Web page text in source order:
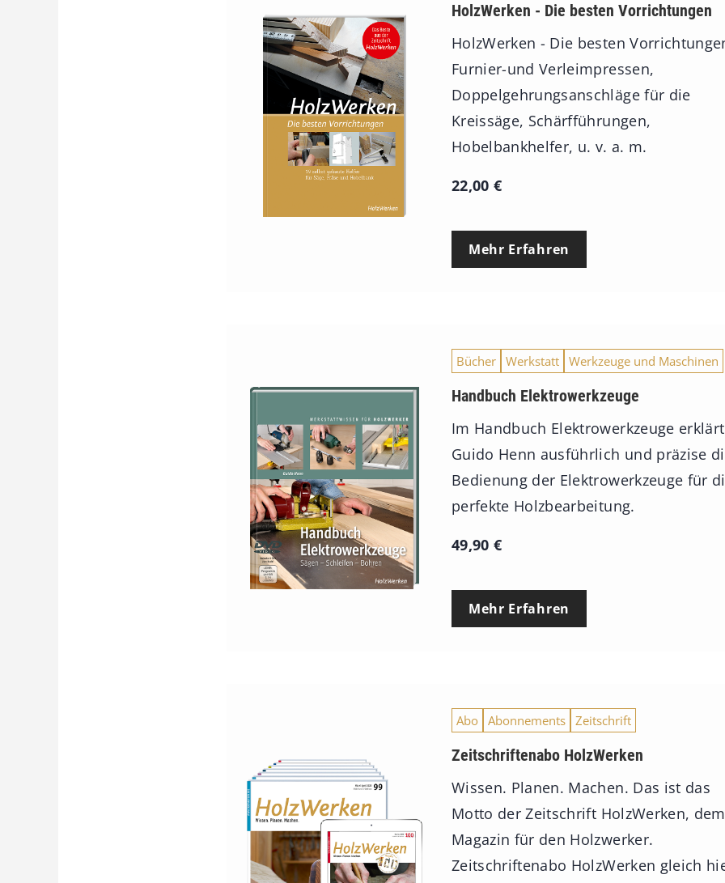
HolzWerken - Die besten Vorrichtungen
HolzWerken - Die besten
Furnier-und Verleimpressen,
Doppelgehrungsanschläge für die
Kreissäge, Schärfführungen,
Hobelbankhelfer, u. v. a. m.
22,00 €
Mehr Erfahren
Bücher Werkstatt Werkzeuge und Maschinen
Handbuch Elektrowerkzeuge
Im Handbuch Elektrowerkzeuge erklärt
Guido Henn ausführlich und präzise
Bedienung der Elektrowerkzeuge für
perfekte Holzbearbeitung.
49,90 €
Mehr Erfahren
Abo Abonnements Zeitschrift
Zeitschriftenabo HolzWerken
Wissen. Planen. Machen. Das ist das
Motto der Zeitschrift HolzWerken, dem
Magazin für den Holzwerker.
Zeitschriftenabo HolzWerken gleich